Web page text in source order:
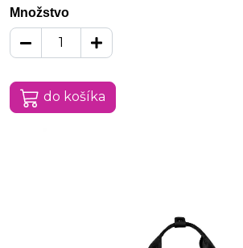
Množstvo
do košíka